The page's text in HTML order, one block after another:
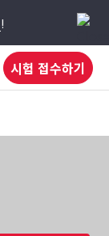
!
시험 접수하기